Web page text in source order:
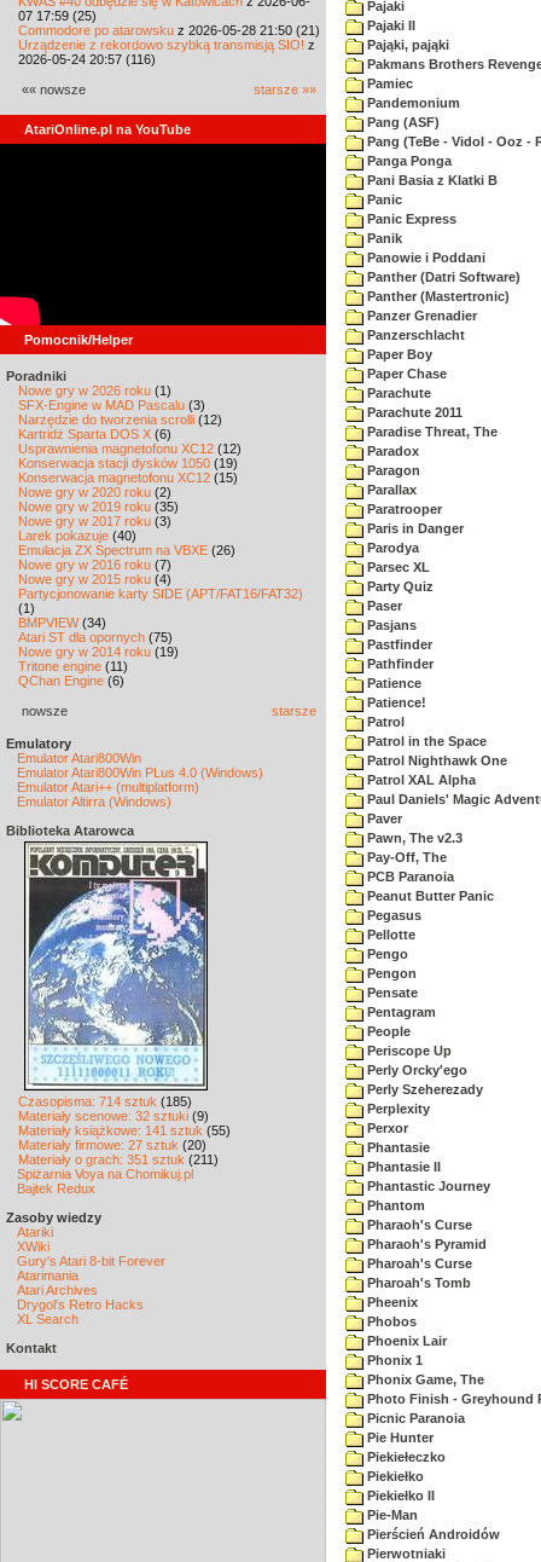
07 17:59 (25)
Commodore po atarowsku z 2026-05-28 21:50 (21)
Urządzenie z rekordowo szybką transmisją SIO! z
2026-05-24 20:57 (116)
«« nowsze starsze »»
AtariOnline.pl na YouTube
Pomocnik/Helper
Poradniki
Nowe gry w 2026 roku (1)
SFX-Engine w MAD Pascalu (3)
Narzędzie do tworzenia scrolli (12)
Kartridż Sparta DOS X (6)
Usprawnienia magnetofonu XC12 (12)
Konserwacja stacji dysków 1050 (19)
Konserwacja magnetofonu XC12 (15)
Nowe gry w 2020 roku (2)
Nowe gry w 2019 roku (35)
Nowe gry w 2017 roku (3)
Larek pokazuje (40)
Emulacja ZX Spectrum na VBXE (26)
Nowe gry w 2016 roku (7)
Nowe gry w 2015 roku (4)
Partycjonowanie karty SIDE (APT/FAT16/FAT32)
(1)
BMPVIEW(34)
Atari ST dla opornych (75)
Nowe gry w 2014 roku (19)
Tritone engine (11)
QChan Engine (6)
nowsze starsze
Emulatory
Emulator Atari800Win
Emulator Atari800Win PLus 4.0 (Windows)
Emulator Atari++ (multiplatform)
Emulator Altirra (Windows)
Biblioteka Atarowca
Czasopisma: 714 sztuk (185)
Materiały scenowe: 32 sztuki (9)
Materiały książkowe: 141 sztuk (55)
Materiały firmowe: 27 sztuk (20)
Materiały o grach: 351 sztuk (211)
Spiżarnia Voya na Chomikuj.pl
Bajtek Redux
Zasoby wiedzy
Atariki
XWiki
Gury's Atari 8-bit Forever
Atarimania
Atari Archives
Drygol's Retro Hacks
XL Search
Kontakt
HI SCORE CAFÉ
Pajaki
Pajaki II
Pająki, pająki
Pakmans Brothers
Pamiec
Pandemonium
Pang (ASF)
Pang (TeBe - Vidol - Ooz -
Panga Ponga
Pani Basia z Klatki B
Panic
Panic Express
Panik
Panowie i Poddani
Panther (Datri Software)
Panther (Mastertronic)
Panzer Grenadier
Panzerschlacht
Paper Boy
Paper Chase
Parachute
Parachute 2011
Paradise Threat, The
Paradox
Paragon
Parallax
Paratrooper
Paris in Danger
Parodya
Parsec XL
Party Quiz
Paser
Pasjans
Pastfinder
Pathfinder
Patience
Patience!
Patrol
Patrol in the Space
Patrol Nighthawk One
Patrol XAL Alpha
Paul Daniels' Magic
Paver
Pawn, The v2.3
Pay-Off, The
PCB Paranoia
Peanut Butter Panic
Pegasus
Pellotte
Pengo
Pengon
Pensate
Pentagram
People
Periscope Up
Perly Orcky'ego
Perly Szeherezady
Perplexity
Perxor
Phantasie
Phantasie II
Phantastic Journey
Phantom
Pharaoh's Curse
Pharaoh's Pyramid
Pharoah's Curse
Pharoah's Tomb
Pheenix
Phobos
Phoenix Lair
Phonix 1
Phonix Game, The
Photo Finish - Greyhound
Picnic Paranoia
Pie Hunter
Piekiełeczko
Piekiełko
Piekiełko II
Pie-Man
Pierścień Androidów
Pierwotniaki